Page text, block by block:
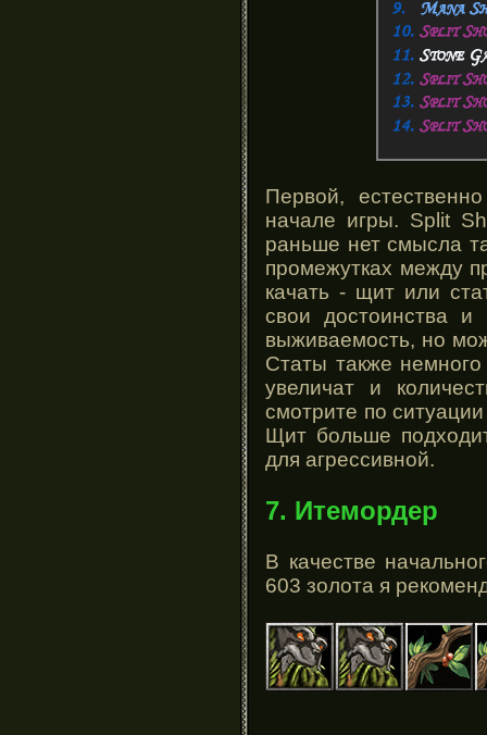
Первой,
начале игры. Split
раньше нет смысла
промежутках между
качать - щит или
свои достоинства и
выживаемость, но
Статы также
увеличат и
смотрите по
Щит больше
для агрессивной.
7. Итемордер
В качестве
603 золота я